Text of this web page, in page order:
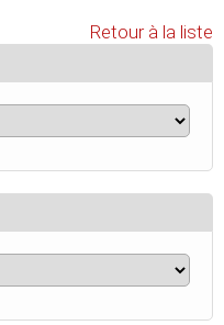
Retour à la liste